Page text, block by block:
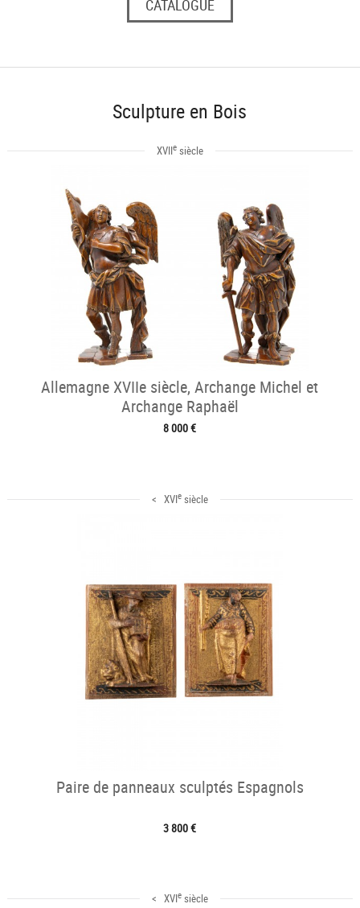
CATALOGUE
Sculpture en Bois
XVIIesiècle
Allemagne XVIIe siècle, Archange Michel et
Archange Raphaël
8 000 €
< XVIesiècle
Paire de panneaux sculptés Espagnols
3 800 €
< XVIesiècle